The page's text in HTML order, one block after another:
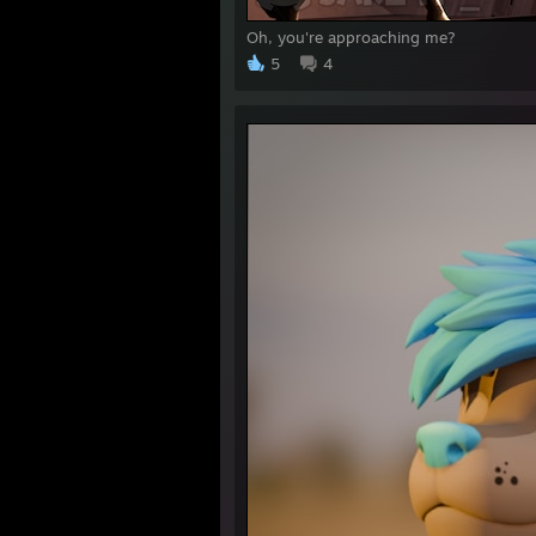
Oh, you're approaching me?
5
4